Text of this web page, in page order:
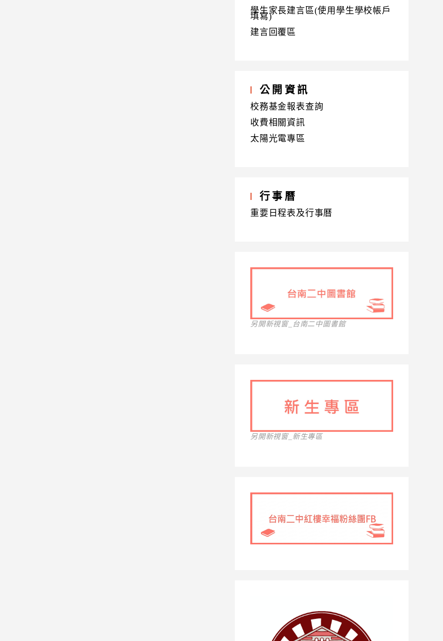
學生家長建言區(使用學生學校帳戶
填寫)
建言回覆區
公開資訊
校務基金報表查詢
收費相關資訊
太陽光電專區
行事曆
重要日程表及行事曆
另開新視窗_台南二中圖書館
另開新視窗_新生專區